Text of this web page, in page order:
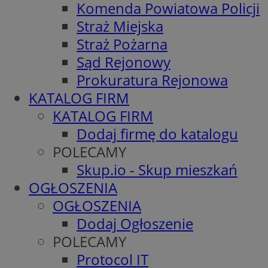
Komenda Powiatowa Policji
Straż Miejska
Straż Pożarna
Sąd Rejonowy
Prokuratura Rejonowa
KATALOG FIRM
KATALOG FIRM
Dodaj firmę do katalogu
POLECAMY
Skup.io - Skup mieszkań
OGŁOSZENIA
OGŁOSZENIA
Dodaj Ogłoszenie
POLECAMY
Protocol IT